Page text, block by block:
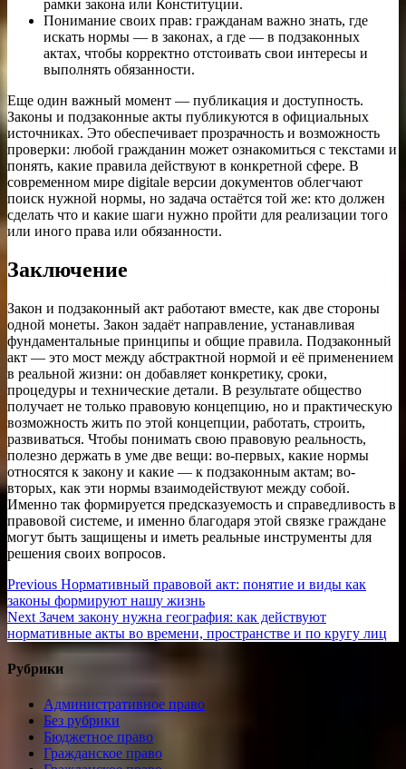
рамки закона или Конституции.
Понимание своих прав: гражданам важно знать, где
искать нормы — в законах, а где — в подзаконных
актах, чтобы корректно отстоивать свои интересы и
выполнять обязанности.
Еще один важный момент — публикация и доступность.
Законы и подзаконные акты публикуются в официальных
источниках. Это обеспечивает прозрачность и возможность
проверки: любой гражданин может ознакомиться с текстами и
понять, какие правила действуют в конкретной сфере. В
современном мире digitale версии документов облегчают
поиск нужной нормы, но задача остаётся той же: кто должен
сделать что и какие шаги нужно пройти для реализации того
или иного права или обязанности.
Заключение
Закон и подзаконный акт работают вместе, как две стороны
одной монеты. Закон задаёт направление, устанавливая
фундаментальные принципы и общие правила. Подзаконный
акт — это мост между абстрактной нормой и её применением
в реальной жизни: он добавляет конкретику, сроки,
процедуры и технические детали. В результате общество
получает не только правовую концепцию, но и практическую
возможность жить по этой концепции, работать, строить,
развиваться. Чтобы понимать свою правовую реальность,
полезно держать в уме две вещи: во-первых, какие нормы
относятся к закону и какие — к подзаконным актам; во-
вторых, как эти нормы взаимодействуют между собой.
Именно так формируется предсказуемость и справедливость в
правовой системе, и именно благодаря этой связке граждане
могут быть защищены и иметь реальные инструменты для
решения своих вопросов.
Навигация
по
записям
Previous Previous
post:
Нормативный правовой акт: понятие и виды как
законы формируют нашу жизнь
Next Next
post:
Зачем закону нужна география: как действуют
нормативные акты во времени, пространстве и по кругу лиц
Рубрики
Административное право
Без рубрики
Бюджетное право
Гражданское право